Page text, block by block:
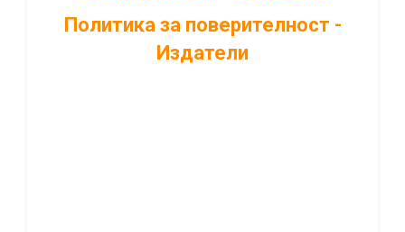
Политика за поверителност -
Издатели